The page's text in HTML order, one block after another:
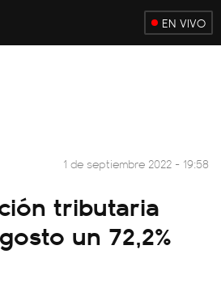
EN VIVO
1 de septiembre 2022 - 19:58
tributaria
un 72,2%